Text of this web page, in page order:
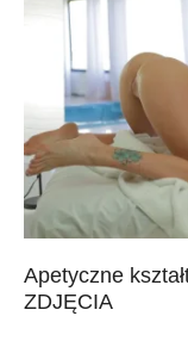
Apetyczne
ZDJĘCIA